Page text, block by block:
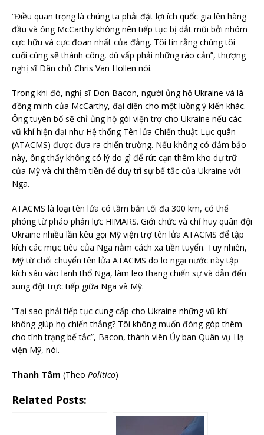
“Điều quan trọng là chúng ta phải đặt lợi ích quốc gia lên hàng
đầu và ông McCarthy không nên tiếp tục bị dắt mũi bởi nhóm
cực hữu và cực đoan nhất của đảng. Tôi tin rằng chúng tôi
cuối cùng sẽ thành công, dù vấp phải những rào cản”, thượng
nghị sĩ Dân chủ Chris Van Hollen nói.
Trong khi đó, nghị sĩ Don Bacon, người ủng hộ Ukraine và là
đồng minh của McCarthy, đại diện cho một luồng ý kiến khác.
Ông tuyên bố sẽ chỉ ủng hộ gói viện trợ cho Ukraine nếu các
vũ khí hiện đại như Hệ thống Tên lửa Chiến thuật Lục quân
(ATACMS) được đưa ra chiến trường. Nếu không có đảm bảo
này, ông thấy không có lý do gì để rút cạn thêm kho dự trữ
của Mỹ và chi thêm tiền để duy trì sự bế tắc của Ukraine với
Nga.
ATACMS là loại tên lửa có tầm bắn tối đa 300 km, có thể
phóng từ pháo phản lực HIMARS. Giới chức và chỉ huy quân đội
Ukraine nhiều lần kêu gọi Mỹ viện trợ tên lửa ATACMS để tập
kích các mục tiêu của Nga nằm cách xa tiền tuyến. Tuy nhiên,
Mỹ từ chối chuyển tên lửa ATACMS do lo ngại nước này tập
kích sâu vào lãnh thổ Nga, làm leo thang chiến sự và dẫn đến
xung đột trực tiếp giữa Nga và Mỹ.
“Tại sao phải tiếp tục cung cấp cho Ukraine những vũ khí
không giúp họ chiến thắng? Tôi không muốn đóng góp thêm
cho tình trạng bế tắc”, Bacon, thành viên Ủy ban Quân vụ Hạ
viện Mỹ, nói.
Thanh Tâm (Theo Politico)
Related Posts: